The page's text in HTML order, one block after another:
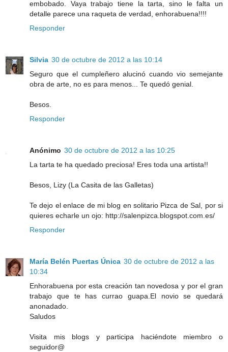
embobado. Vaya trabajo tiene la tarta, sino le falta un
detalle parece una raqueta de verdad, enhorabuena!!!!
Responder
Silvia 30 de octubre de 2012 a las 10:14
Seguro que el cumpleñero alucinó cuando vio semejante
obra de arte, no es para menos... Te quedó genial.
Besos.
Responder
Anónimo 30 de octubre de 2012 a las 10:25
La tarta te ha quedado preciosa! Eres toda una artista!!
Besos, Lizy (La Casita de las Galletas)
Te dejo el enlace de mi blog en solitario Pizca de Sal, por si
quieres echarle un ojo: http://salenpizca.blogspot.com.es/
Responder
María Belén Puertas Única 30 de octubre de 2012 a las
10:34
Enhorabuena por esta creación tan novedosa y por el gran
trabajo que te has currao guapa.El novio se quedará
anonadado.
Saludos
Visita mis blogs y participa haciéndote miembro o
seguidor@